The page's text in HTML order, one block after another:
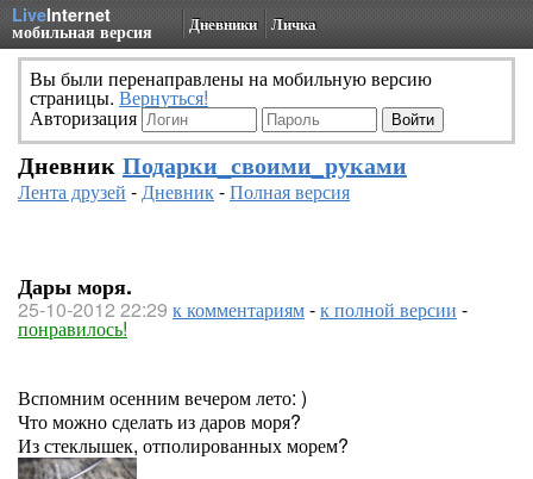
LiveInternet
мобильная версия Дневники Личка
Вы были перенаправлены на мобильную версию
страницы. Вернуться!
Авторизация
Дневник Подарки_своими_руками
Лента друзей -Дневник-Полная версия
Дары моря.
25-10-2012 22:29 к комментариям-к полной версии -
понравилось!
Вспомним осенним вечером лето: )
Что можно сделать из даров моря?
Из стеклышек, отполированных морем?